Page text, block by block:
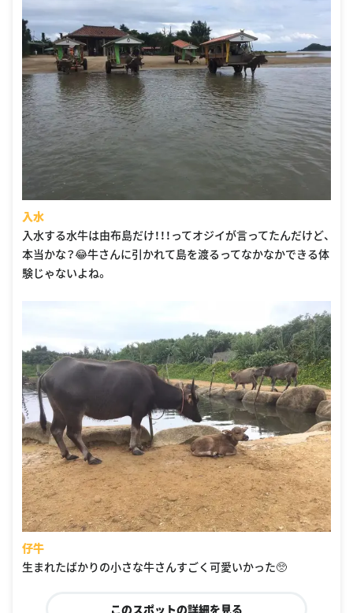
入水
入水する水牛は由布島だけ！！！ってオジイが言ってたんだけど、
本当かな？😂牛さんに引かれて島を渡るってなかなかできる体
験じゃないよね。
仔牛
生まれたばかりの小さな牛さんすごく可愛いかった🥺
このスポットの詳細を見る